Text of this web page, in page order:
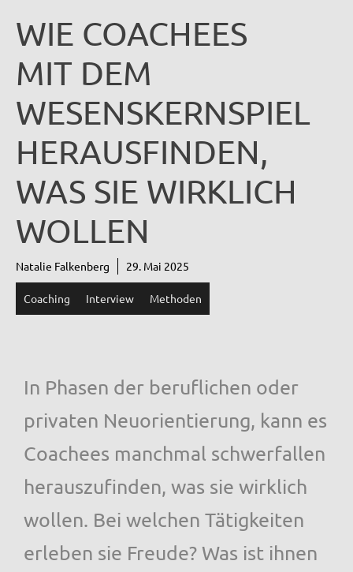
WIE COACHEES
MIT DEM
WESENSKERNSPIEL
HERAUSFINDEN,
WAS SIE WIRKLICH
WOLLEN
Natalie Falkenberg 29. Mai 2025
Coaching Interview Methoden
In Phasen der beruflichen oder
privaten Neuorientierung, kann es
Coachees manchmal schwerfallen
herauszufinden, was sie wirklich
wollen. Bei welchen Tätigkeiten
erleben sie Freude? Was ist ihnen